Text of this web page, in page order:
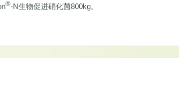
®-N生物促进硝化菌800kg。